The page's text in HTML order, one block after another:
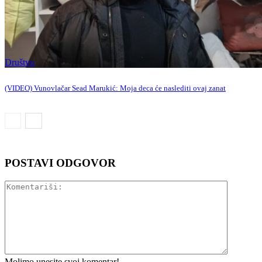
Društvo
(VIDEO) Vunovlačar Sead Marukić: Moja deca će naslediti ovaj zanat
POSTAVI ODGOVOR